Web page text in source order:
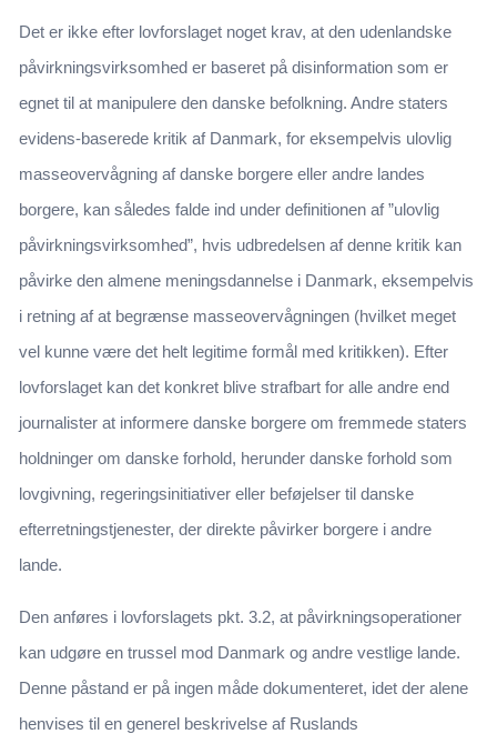
Det er ikke efter lovforslaget noget krav, at den udenlandske
påvirkningsvirksomhed er baseret på disinformation som er
egnet til at manipulere den danske befolkning. Andre staters
evidens-baserede kritik af Danmark, for eksempelvis ulovlig
masseovervågning af danske borgere eller andre landes
borgere, kan således falde ind under definitionen af ”ulovlig
påvirkningsvirksomhed”, hvis udbredelsen af denne kritik kan
påvirke den almene meningsdannelse i Danmark, eksempelvis
i retning af at begrænse masseovervågningen (hvilket meget
vel kunne være det helt legitime formål med kritikken). Efter
lovforslaget kan det konkret blive strafbart for alle andre end
journalister at informere danske borgere om fremmede staters
holdninger om danske forhold, herunder danske forhold som
lovgivning, regeringsinitiativer eller beføjelser til danske
efterretningstjenester, der direkte påvirker borgere i andre
lande.
Den anføres i lovforslagets pkt. 3.2, at påvirkningsoperationer
kan udgøre en trussel mod Danmark og andre vestlige lande.
Denne påstand er på ingen måde dokumenteret, idet der alene
henvises til en generel beskrivelse af Ruslands